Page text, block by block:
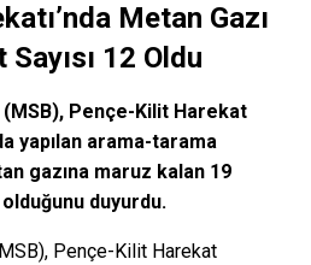
Metan Gazı
12 Oldu
(MSB), Pençe-Kilit Harekat
yapılan arama-tarama
gazına maruz kalan 19
duyurdu.
Pençe-Kilit Harekat